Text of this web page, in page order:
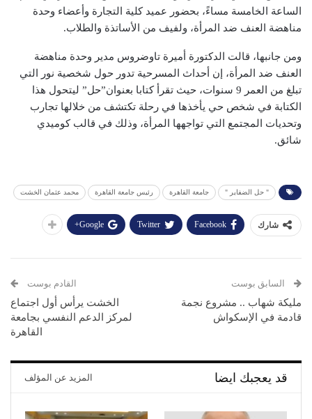
الساعة الخامسة مساءً، بحضور عميد كلية التجارة وأعضاء وحدة
مناهضة العنف ضد المرأة، ولفيف من الأساتذة والطلاب.
ومن جانبها، قالت الدكتورة أميرة تاوضروس مدير وحدة مناهضة
العنف ضد المرأة، إن أحداث المسرحية تدور حول شخصية نور التي
تبلغ من العمر 9 سنوات، حيث تقرأ كتابا بعنوان”حل” ليتحول هذا
الكتابة في شخص حي يأخذها في رحلة تكتشف من خلالها تجارب
وتحديات المجتمع التي تواجهها المرأة، وذلك في قالب كوميدي
شائق.
" حل الضفاير " جامعة القاهرة رئيس جامعة القاهرة محمد عثمان الخشت
شارك Facebook
Twitter
Google+
السابق بوست
مليكة شهاب .. مشروع نجمة
قادمة في الإسكواش
القادم بوست
الخشت يرأس أول اجتماع
لمركز الدعم النفسي بجامعة
القاهرة
قد يعجبك ايضا المزيد عن المؤلف